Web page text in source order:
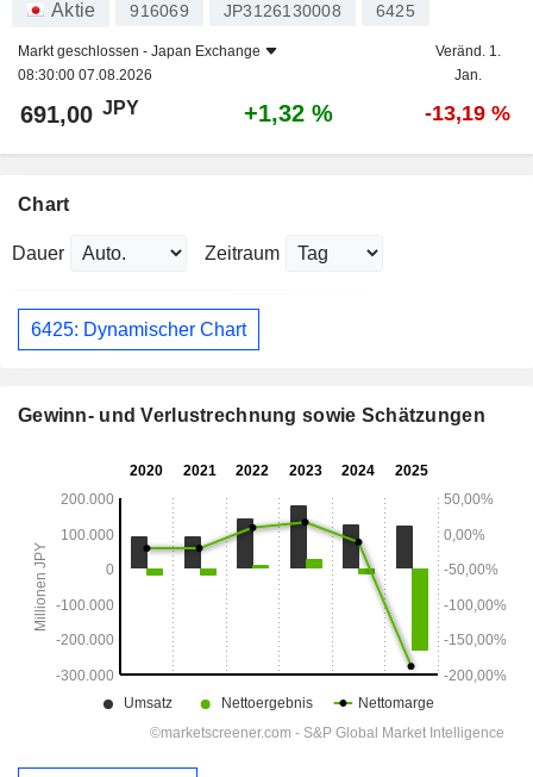
Aktie 916069 JP3126130008 6425
Markt geschlossen - Japan Exchange
08:30:00 07.08.2026
Veränd. 1.
Jan.
691,00 JPY +1,32 % -13,19 %
Chart
Dauer Zeitraum
6425: Dynamischer Chart
Gewinn- und Verlustrechnung sowie Schätzungen